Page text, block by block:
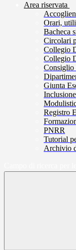
Area riservata
Orari,
Bacheca
Circolari
Collegio
Collegio
Consiglio
Giunta
Registro
PNRR
Tutorial
Archivio